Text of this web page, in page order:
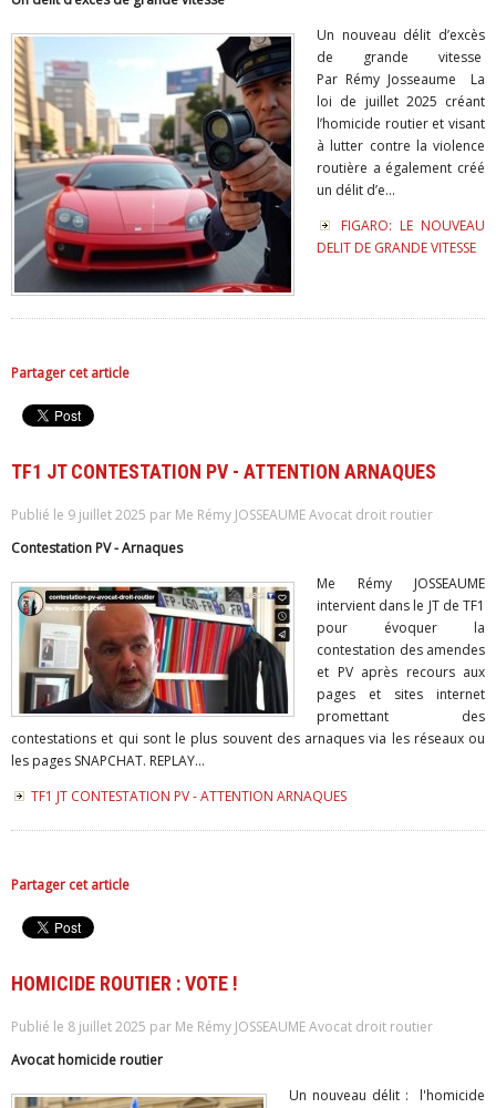
Un nouveau délit d’excès
de grande vitesse
Par Rémy Josseaume La
loi de juillet 2025 créant
l’homicide routier et visant
à lutter contre la violence
routière a également créé
un délit d’e...
FIGARO: LE NOUVEAU
DELIT DE GRANDE VITESSE
Partager cet article
TF1 JT CONTESTATION PV - ATTENTION ARNAQUES
Publié le 9 juillet 2025 par Me Rémy JOSSEAUME Avocat droit routier
Contestation PV - Arnaques
Me Rémy JOSSEAUME
intervient dans le JT de TF1
pour évoquer la
contestation des amendes
et PV après recours aux
pages et sites internet
promettant des
contestations et qui sont le plus souvent des arnaques via les réseaux ou
les pages SNAPCHAT. REPLAY...
TF1 JT CONTESTATION PV - ATTENTION ARNAQUES
Partager cet article
HOMICIDE ROUTIER : VOTE !
Publié le 8 juillet 2025 par Me Rémy JOSSEAUME Avocat droit routier
Avocat homicide routier
Un nouveau délit : l'homicide